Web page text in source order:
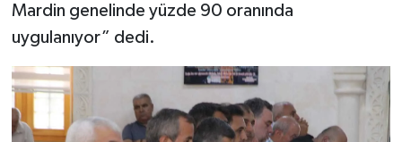
Mardin genelinde yüzde 90 oranında
uygulanıyor” dedi.
Yaşam